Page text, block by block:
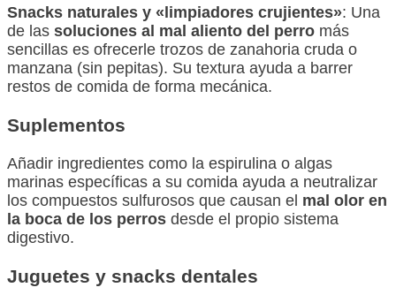
Snacks naturales y «limpiadores crujientes»: Una
de las soluciones al mal aliento del perro más
sencillas es ofrecerle trozos de zanahoria cruda o
manzana (sin pepitas). Su textura ayuda a barrer
restos de comida de forma mecánica.
Suplementos
Añadir ingredientes como la espirulina o algas
marinas específicas a su comida ayuda a neutralizar
los compuestos sulfurosos que causan el mal olor en
la boca de los perros desde el propio sistema
digestivo.
Juguetes y snacks dentales